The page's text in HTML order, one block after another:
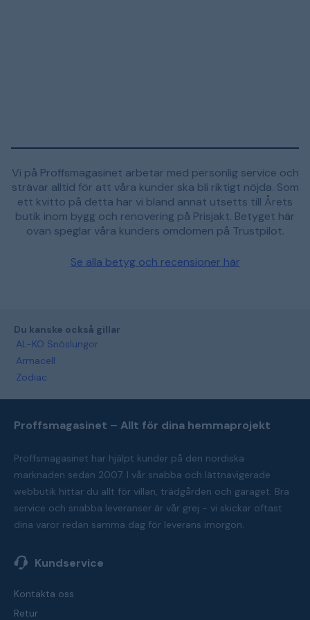
Vi på Proffsmagasinet arbetar med personlig service och
strävar alltid för att våra kunder ska bli riktigt nöjda. Som
ett kvitto på detta har vi bland annat utsetts till Årets
butik inom bygg och renovering på Prisjakt. Betyget här
ovan speglar våra kunders omdömen på Trustpilot.
Se alla betyg och recensioner här
Du kanske också gillar
AL-KO Snöslungor
Armacell
Zodiac
Proffsmagasinet – Allt för dina hemmaprojekt
Proffsmagasinet har hjälpt kunder på den nordiska
marknaden sedan 2007. I vår snabba och lättnavigerade
webbutik hittar du allt för villan, trädgården och garaget. Bra
service och snabba leveranser är vår grej - vi skickar oftast
dina varor redan samma dag för leverans imorgon.
Kundservice
Kontakta oss
Retur